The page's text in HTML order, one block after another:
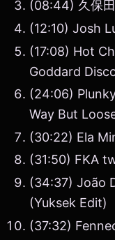
(08:44) 久保
(12:10) Josh
(17:08) Hot
Goddard
(24:06)
Way But
(30:22) Ela
(31:50) FKA
(34:37) João
(Yuksek Edit)
(37:32)